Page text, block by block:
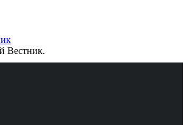
Вестник.